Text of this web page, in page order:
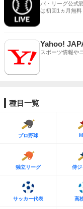
パ・リーグ公式
は初回1ヵ月無料
Yahoo!
スポーツ情報や
種目一覧
プロ野球
独立リーグ 侍ジ
サッカー代表 高